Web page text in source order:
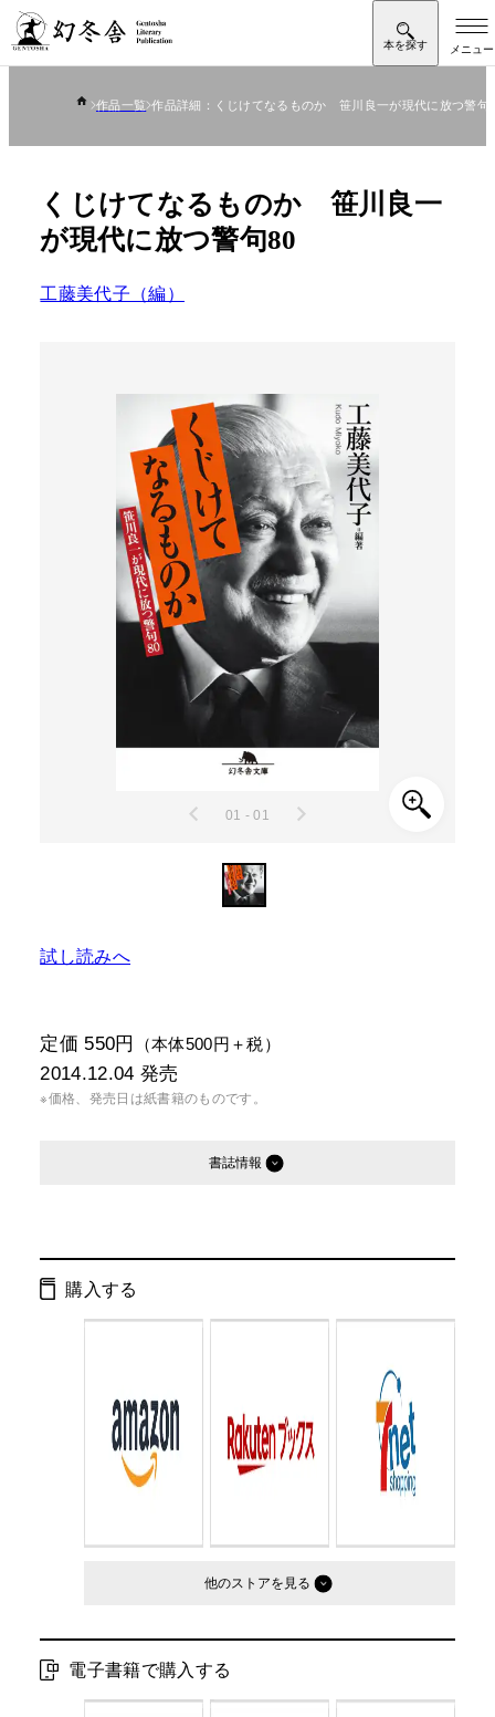
作品一覧 作品詳細：くじけてなるものか 笹川良一が現代に放つ警句
くじけてなるものか 笹川良一
が現代に放つ警句80
工藤美代子（編）
01 - 01
試し読みへ
定価 550円 （本体500円＋税）
2014.12.04 発売
※価格、発売日は紙書籍のものです。
書誌情報
ページ数：
判型： 文庫判
購入する
他のストア
電子書籍で購入する